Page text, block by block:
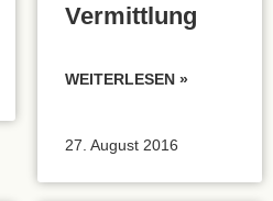
Vermittlung
WEITERLESEN »
27. August 2016